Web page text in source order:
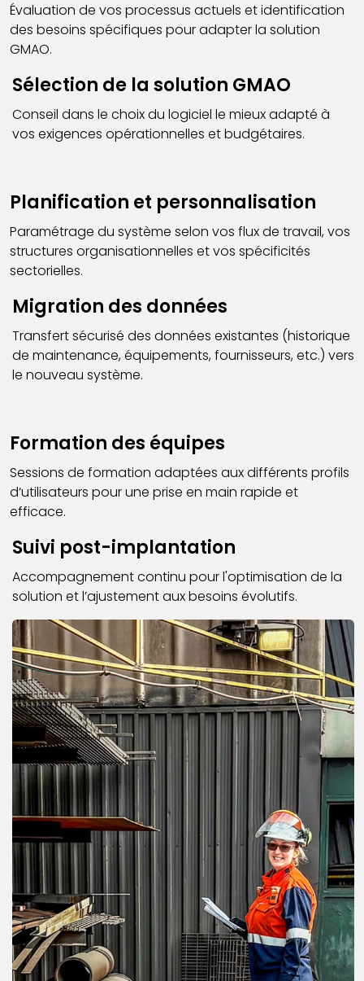
Évaluation de vos processus actuels et identification
des besoins spécifiques pour adapter la solution
GMAO.
Sélection de la solution GMAO
Conseil dans le choix du logiciel le mieux adapté à
vos exigences opérationnelles et budgétaires.
Planification et personnalisation
Paramétrage du système selon vos flux de travail, vos
structures organisationnelles et vos spécificités
sectorielles.
Migration des données
Transfert sécurisé des données existantes (historique
de maintenance, équipements, fournisseurs, etc.) vers
le nouveau système.
Formation des équipes
Sessions de formation adaptées aux différents profils
d’utilisateurs pour une prise en main rapide et
efficace.
Suivi post-implantation
Accompagnement continu pour l'optimisation de la
solution et l’ajustement aux besoins évolutifs.